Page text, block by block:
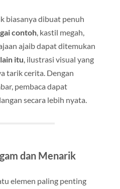
biasanya dibuat penuh
contoh, kastil megah,
ajaib dapat ditemukan
itu , ilustrasi visual yang
tarik cerita. Dengan
pembaca dapat
secara lebih nyata.
dan Menarik
elemen paling penting